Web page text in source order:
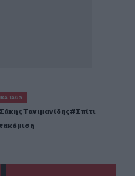
TAGS
Σάκης Τανιμανίδης
Σπίτι